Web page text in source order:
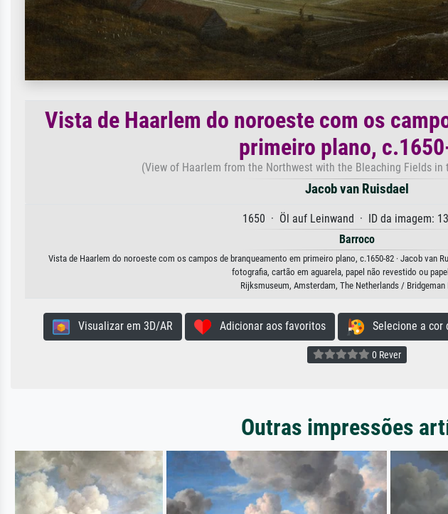
Vista de Haarlem do noroeste com os
primeiro plano,
(View of Haarlem from the Northwest with the Bleaching Fields in
Jacob van Ruisdael
1650 · Öl auf Leinwand · ID da imagem:
Barroco
Vista de Haarlem do noroeste com os campos de branqueamento em primeiro plano, c.1650-82 · Jacob van
fotografia, cartão em aguarela, papel não revestido ou
Rijksmuseum, Amsterdam, The Netherlands / Bridgeman
Visualizar em 3D/AR Adicionar aos favoritos Selecione a cor
0 Rever
Outras impressões